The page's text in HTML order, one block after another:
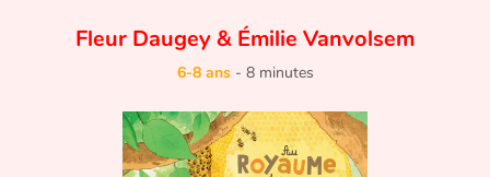
Tester gratuitement
Bibliothèque
Fleur Daugey& Émilie Vanvolsem
6-8 ans- 8 minutes